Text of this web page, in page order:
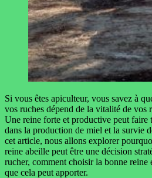
Si vous êtes apiculteur, vous savez à
vos ruches dépend de la vitalité de vos
Une reine forte et productive peut faire
dans la production de miel et la survie
cet article, nous allons explorer
reine abeille peut être une décision
rucher, comment choisir la bonne reine
que cela peut apporter.